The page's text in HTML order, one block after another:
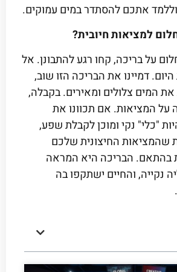
אתכם להסתדר במים עמוקים.
למציאות חיובית?
על בריכה, קחו רגע להתבונן. אל
דמיינו את הבריכה הזו שוב,
המים צלולים ומאירים. בקבלה,
המציאות. אם תכוונו את
"כלי" נקי ומוכן לקבלת שפע,
שהמציאות החיצונית שלכם
בהתאם. הבריכה היא המראה
נקייה, והחיים ישתקפו בה